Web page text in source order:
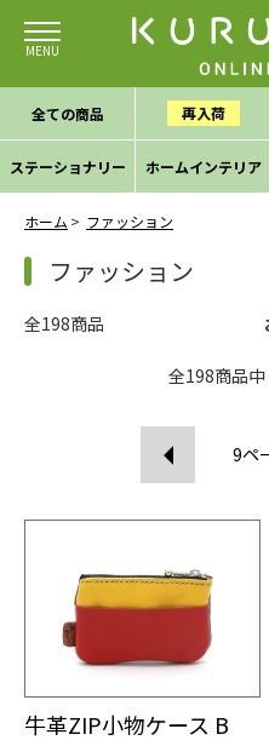
全ての商品 再入荷
ステーショナリー ホームインテリア
ホーム ファッション
ファッション
全198商品
全198商品中
9ペ
牛革ZIP小物ケース B